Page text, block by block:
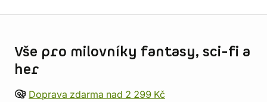
Vše pro milovníky fantasy, sci-fi a
her
Doprava zdarma nad 2 299 Kč